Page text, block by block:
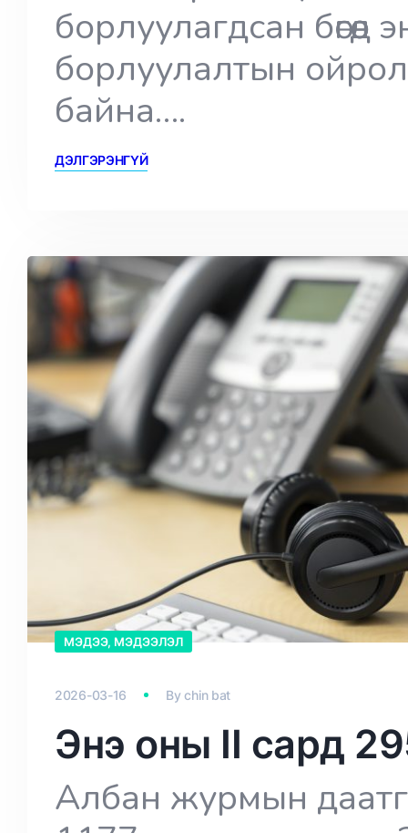
борлуулагдсан
борлуулалтын
байна….
ДЭЛГЭРЭНГҮЙ
МЭДЭЭ, МЭДЭЭЛЭЛ
2026-03-16 Bychin bat
Энэ оны II сард
Албан журмын